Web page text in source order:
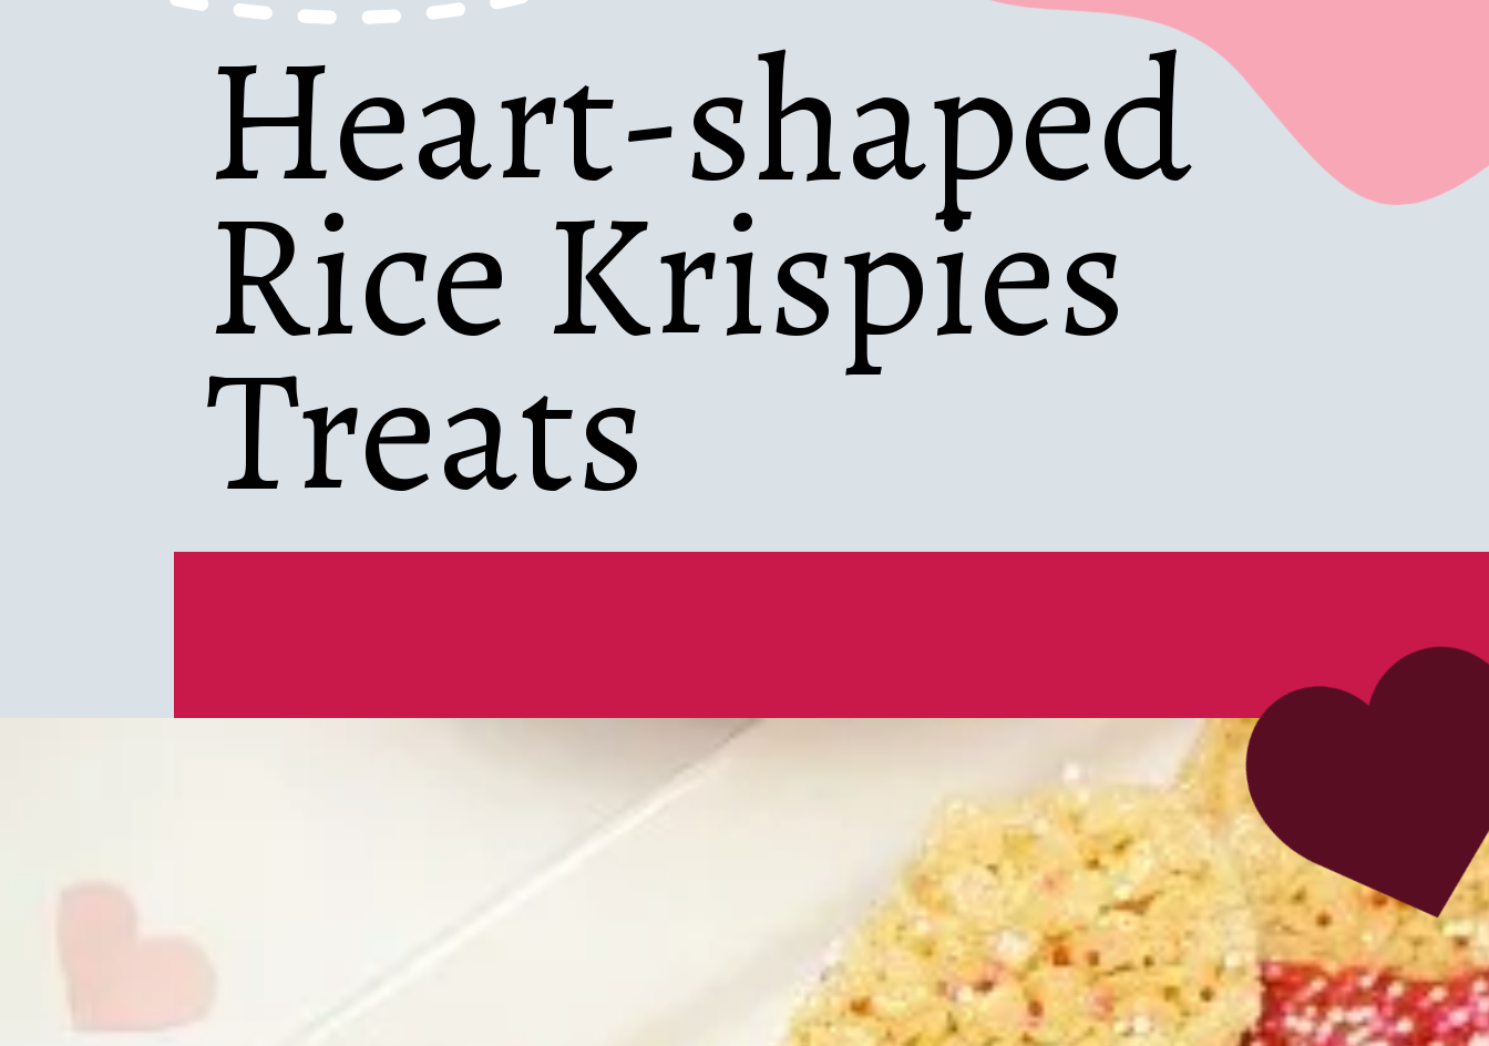
Heart-shaped
Rice Krispies
Treats